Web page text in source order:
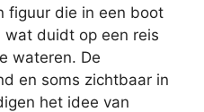
figuur die in een boot
duidt op een reis
wateren. De
en soms zichtbaar in
het idee van